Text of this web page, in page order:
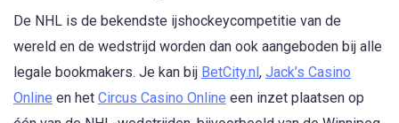
De NHL is de bekendste ijshockeycompetitie van de
wereld en de wedstrijd worden dan ook aangeboden bij alle
legale bookmakers. Je kan bij BetCity.nl, Jack’s Casino
Online en het Circus Casino Online een inzet plaatsen op